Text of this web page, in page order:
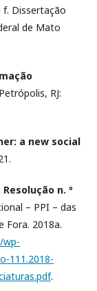
f. Dissertação
de Mato
RJ:
a new social
Resolução n. º
– PPI – das
Fora. 2018a.
wp-
111.2018-
.